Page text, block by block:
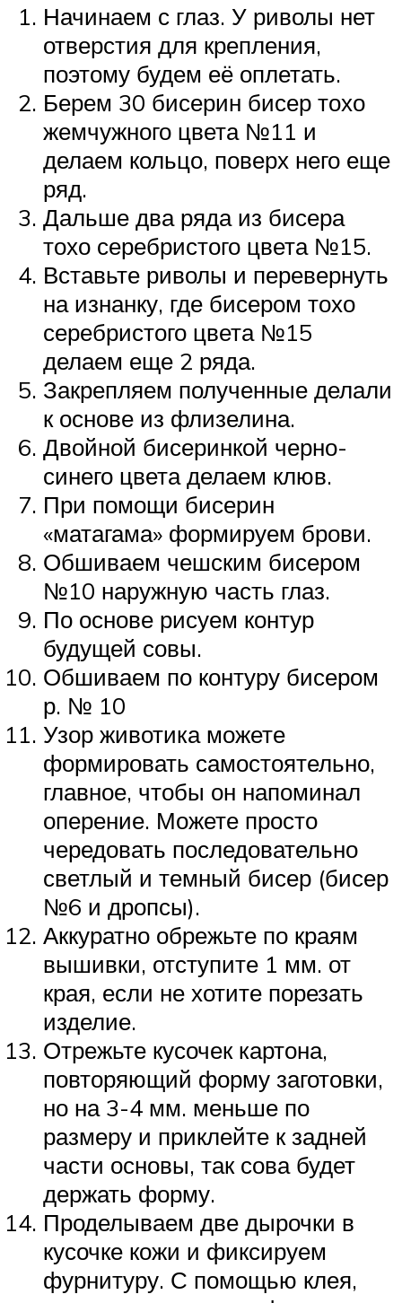
Начинаем с глаз. У риволы нет
отверстия для крепления,
поэтому будем её оплетать.
Берем 30 бисерин бисер тохо
жемчужного цвета №11 и
делаем кольцо, поверх него еще
ряд.
Дальше два ряда из бисера
тохо серебристого цвета №15.
Вставьте риволы и перевернуть
на изнанку, где бисером тохо
серебристого цвета №15
делаем еще 2 ряда.
Закрепляем полученные делали
к основе из флизелина.
Двойной бисеринкой черно-
синего цвета делаем клюв.
При помощи бисерин
«матагама» формируем брови.
Обшиваем чешским бисером
№10 наружную часть глаз.
По основе рисуем контур
будущей совы.
Обшиваем по контуру бисером
р. № 10
Узор животика можете
формировать самостоятельно,
главное, чтобы он напоминал
оперение. Можете просто
чередовать последовательно
светлый и темный бисер (бисер
№6 и дропсы).
Аккуратно обрежьте по краям
вышивки, отступите 1 мм. от
края, если не хотите порезать
изделие.
Отрежьте кусочек картона,
повторяющий форму заготовки,
но на 3-4 мм. меньше по
размеру и приклейте к задней
части основы, так сова будет
держать форму.
Проделываем две дырочки в
кусочке кожи и фиксируем
фурнитуру. С помощью клея,